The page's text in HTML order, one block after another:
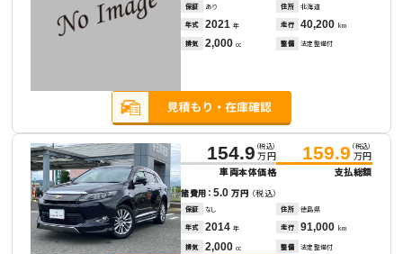
保証 あり 住所 北海道
年式 2021 年 走行 40,200 km
排気 2,000 cc 整備 法定整備付
154.9 （税込）
万円
車両本体価格
159.9 （税込）
万円
支払総額
諸費用：5.0万円 （税込）
保証 なし 住所 徳島県
年式 2014 年 走行 91,000 km
排気 2,000 cc 整備 法定整備付